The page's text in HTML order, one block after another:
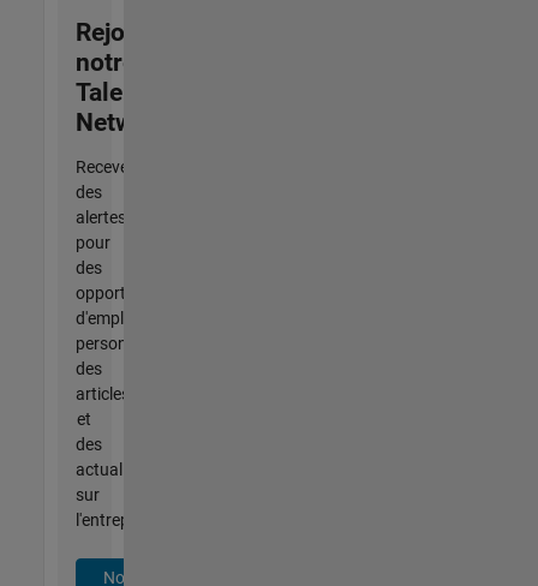
Rejoignez
notre
Talent
Network
Recevez
des
alertes
pour
des
opportunités
d'emploi
personnalisées,
des
articles
et
des
actualités
sur
l'entreprise.
Nous